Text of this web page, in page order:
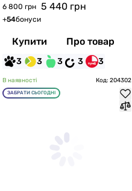
6 800 грн 5 440 грн
+54бонуси
Купити Про товар
3 3 3 3 3
В наявності Код: 204302
ЗАБРАТИ СЬОГОДНІ